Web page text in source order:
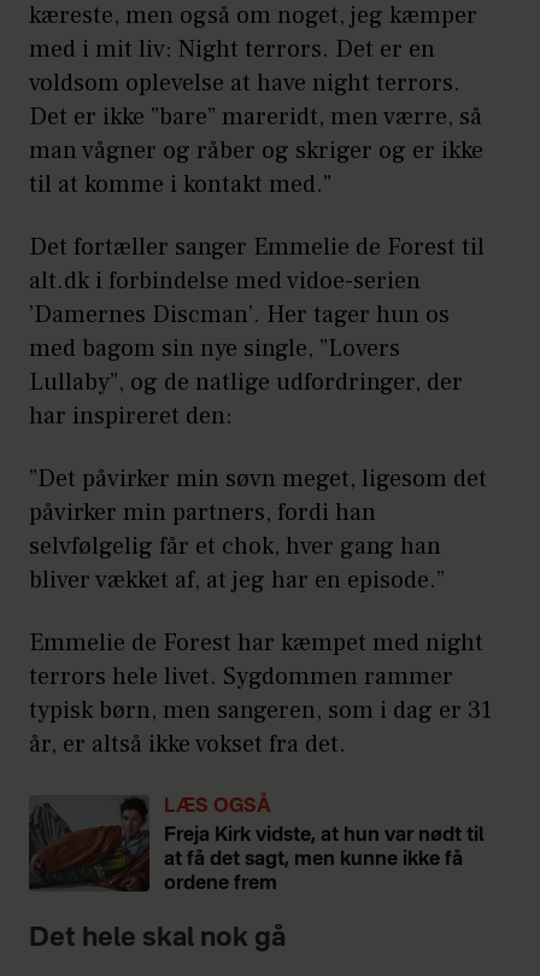
kæreste, men også om noget, jeg kæmper
med i mit liv: Night terrors. Det er en
voldsom oplevelse at have night terrors.
Det er ikke ”bare” mareridt, men værre, så
man vågner og råber og skriger og er ikke
til at komme i kontakt med.”
Det fortæller sanger Emmelie de Forest til
alt.dk i forbindelse med vidoe-serien
’Damernes Discman’. Her tager hun os
med bagom sin nye single, ”Lovers
Lullaby”, og de natlige udfordringer, der
har inspireret den:
”Det påvirker min søvn meget, ligesom det
påvirker min partners, fordi han
selvfølgelig får et chok, hver gang han
bliver vækket af, at jeg har en episode.”
Emmelie de Forest har kæmpet med night
terrors hele livet. Sygdommen rammer
typisk børn, men sangeren, som i dag er 31
år, er altså ikke vokset fra det.
LÆS OGSÅ
Freja Kirk vidste, at hun var nødt til
at få det sagt, men kunne ikke få
ordene frem
Det hele skal nok gå